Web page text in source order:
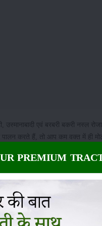
उस्मानाबादी एवं बरबरी बकरी नस्ल
पालन करते हैं, तो आप कम वक्त में ही
किसान खेती के साथ-साथ बकरी
ज्यादा खर्चा भी नहीं होता है। यदि
कड़ी में आज हम आपको बकरियों की
PREMIUM